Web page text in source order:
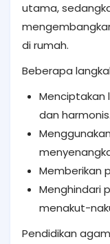
utama,
di rumah.
Beberapa
Menciptakan
dan harmonis.
Memberikan
Menghindari
menakut-
Pendidikan